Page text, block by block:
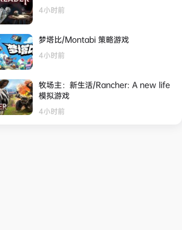
4小时前
梦塔比/Montabi 策略游戏
4小时前
牧场主：新生活/Rancher: A new life
模拟游戏
4小时前